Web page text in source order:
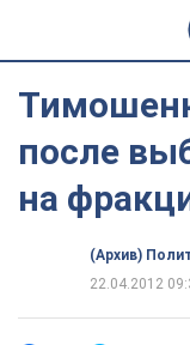
после
на
(Архив)
22.04.2012